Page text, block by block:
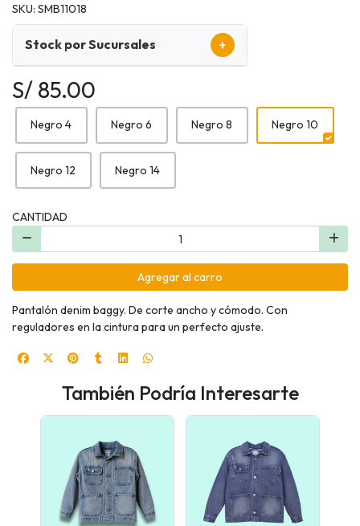
SKU: SMB11018
Stock por Sucursales +
S/ 85.00
Negro 4 Negro 6 Negro 8 Negro 10
Negro 12 Negro 14
CANTIDAD
Agregar al carro
Pantalón denim baggy. De corte ancho y cómodo. Con
reguladores en la cintura para un perfecto ajuste.
También Podría Interesarte